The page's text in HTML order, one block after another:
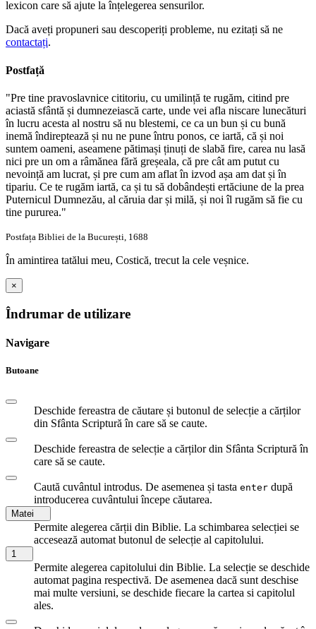
lexicon care să ajute la înțelegerea sensurilor.
Dacă aveți propuneri sau descoperiți probleme, nu ezitați să ne
contactați.
Postfață
"Pre tine pravoslavnice cititoriu, cu umilință te rugăm, citind pre
aciastă sfântă și dumnezeiască carte, unde vei afla niscare lunecături
în lucru acesta al nostru să nu blestemi, ce ca un bun și cu bună
inemă îndireptează și nu ne pune întru ponos, ce iartă, că și noi
suntem oameni, aseamene pătimași ținuți de slabă fire, carea nu lasă
nici pre un om a râmănea fără greșeala, că pre cât am putut cu
nevoință am lucrat, și pre cum am aflat în izvod așa am dat și în
tipariu. Ce te rugăm iartă, ca și tu să dobândești ertăciune de la prea
Puternicul Dumnezău, al căruia dar și milă, și noi îl rugăm să fie cu
tine pururea."
Postfața Bibliei de la București, 1688
În amintirea tatălui meu, Costică, trecut la cele veșnice.
×
Îndrumar de utilizare
Navigare
Butoane
Deschide fereastra de căutare și butonul de selecție a cărților
din Sfânta Scriptură în care să se caute.
Deschide fereastra de selecție a cărților din Sfânta Scriptură în
care să se caute.
Caută cuvântul introdus. De asemenea și tasta enter după
introducerea cuvântului începe căutarea.
Matei
Permite alegerea cărții din Biblie. La schimbarea selecției se
accesează automat butonul de selecție al capitolului.
1
Permite alegerea capitolului din Biblie. La selecție se deschide
automat pagina respectivă. De asemenea dacă sunt deschise
mai multe versiuni, se deschide fiecare la cartea si capitolul
ales.